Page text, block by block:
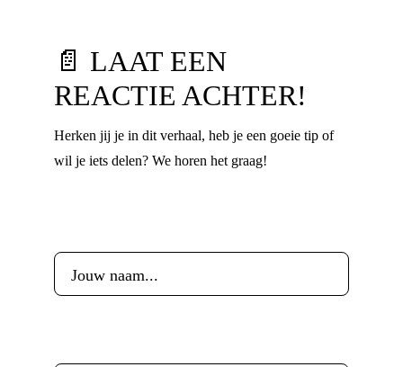
📄 LAAT EEN
REACTIE ACHTER!
Herken jij je in dit verhaal, heb je een goeie tip of
wil je iets delen? We horen het graag!